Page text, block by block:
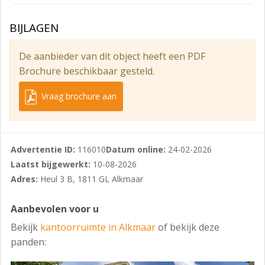
berekende aandeel in de gemeenschappelijke ruimtes
(o.a. entree, hal, pantry en toiletten).
Installaties
Elektrische installatie, cv-installatie, mechanische
ventilatie, brandmeldinstallatie en personenlift.
Op het afsluitbare achtergelegen privé-parkeerterrein
kan één parkeerplaats bij worden gehuurd voor € 200,-
per maand, exclusief BTW.
Grote Kerk zich direct voor het object.
De parkeergarage De Singel is gelegen op ca. 5
minuten loopafstand.
BIJLAGEN
De aanbieder van dit object heeft een PDF
Brochure beschikbaar gesteld.
Vraag brochure aan
Advertentie ID: 116010Datum online: 24-02-2026
Laatst bijgewerkt: 10-08-2026
Adres: Heul 3 B, 1811 GL Alkmaar
Aanbevolen voor u
Bekijk kantoorruimte in Alkmaarof bekijk deze
panden: